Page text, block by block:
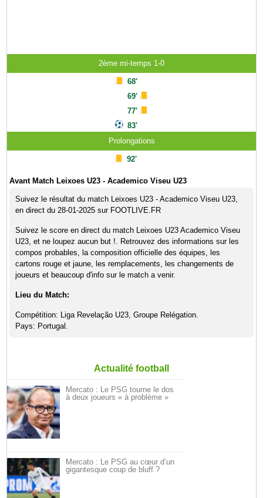
2ème mi-temps 1-0
68'
69'
77'
83'
Prolongations
92'
Avant Match Leixoes U23 - Academico Viseu U23
Suivez le résultat du match Leixoes U23 - Academico Viseu U23,
en direct du 28-01-2025 sur FOOTLIVE.FR
Suivez le score en direct du match Leixoes U23 Academico Viseu
U23, et ne loupez aucun but !. Retrouvez des informations sur les
compos probables, la composition officielle des équipes, les
cartons rouge et jaune, les remplacements, les changements de
joueurs et beaucoup d'info sur le match a venir.
Lieu du Match:
Compétition: Liga Revelação U23, Groupe Relégation.
Pays: Portugal.
Actualité football
Mercato : Le PSG tourne le dos
à deux joueurs « à problème »
Mercato : Le PSG au cœur d’un
gigantesque coup de bluff ?